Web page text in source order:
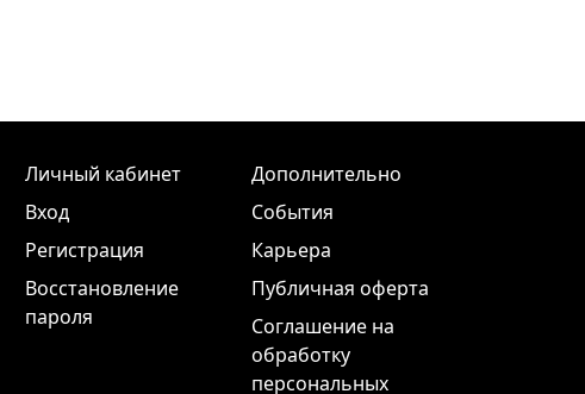
Личный кабинет
Вход
Регистрация
Восстановление
пароля
Дополнительно
События
Карьера
Публичная оферта
Соглашение на
обработку
персональных